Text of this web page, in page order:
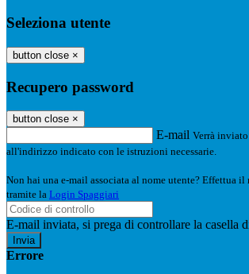
Seleziona utente
button close ×
Recupero password
button close ×
E-mail Verrà
all'indirizzo indicato con le istruzioni necessarie.
Non hai una e-mail associata al nome utente? Effettua il
tramite la Login Spaggiari
E-mail inviata, si prega di controllare la casella
Errore